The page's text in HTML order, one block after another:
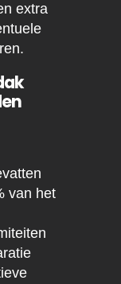
extra
van het